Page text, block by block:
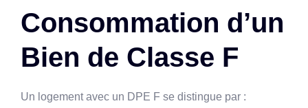
Consommation d’un
Bien de Classe F
Un logement avec un DPE F se distingue par :